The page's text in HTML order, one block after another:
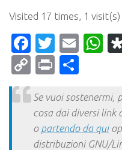
Visited 17 times, 1
Facebook
Twitter
CopyPrint
Se vuoi
cosa dai diversi link
o partendo da qui
distribuzioni GNU/